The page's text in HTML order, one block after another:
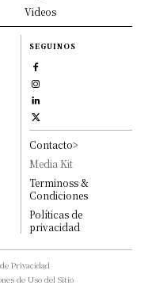
Videos
SEGUINOS
Contacto>
Media Kit
Terminoss &
Condiciones
Políticas de
privacidad
Privacidad
de Uso del Sitio